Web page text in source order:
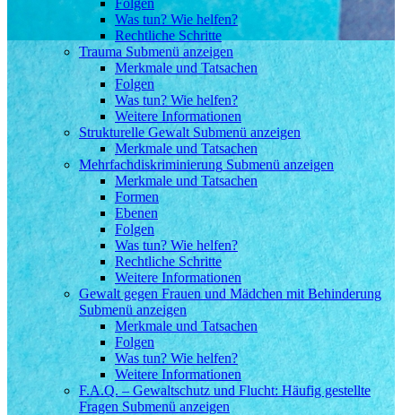
Folgen
Was tun? Wie helfen?
Rechtliche Schritte
Trauma Submenü anzeigen
Merkmale und Tatsachen
Folgen
Was tun? Wie helfen?
Weitere Informationen
Strukturelle Gewalt Submenü anzeigen
Merkmale und Tatsachen
Mehrfachdiskriminierung Submenü anzeigen
Merkmale und Tatsachen
Formen
Ebenen
Folgen
Was tun? Wie helfen?
Rechtliche Schritte
Weitere Informationen
Gewalt gegen Frauen und Mädchen mit Behinderung
Submenü anzeigen
Merkmale und Tatsachen
Folgen
Was tun? Wie helfen?
Weitere Informationen
F.A.Q. – Gewaltschutz und Flucht: Häufig gestellte
Fragen Submenü anzeigen